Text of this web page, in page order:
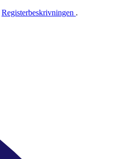
Registerbeskrivningen .